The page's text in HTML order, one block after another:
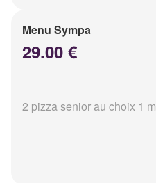
Menu Sympa
29.00 €
2 pizza senior au choix 1